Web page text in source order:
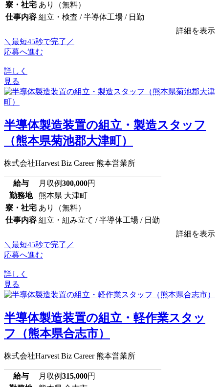
寮・社宅 あり（無料）
仕事内容 組立・検査 / 半導体工場 / 日勤
詳細を表示
＼最短45秒で完了／
応募へ進む
詳しく
見る
半導体製造装置の組立・製造スタッフ
（熊本県菊池郡大津町）
株式会社Harvest Biz Career 熊本営業所
給与 月収例300,000円
勤務地
熊本県 大津町
寮・社宅 あり（無料）
仕事内容 組立・組み立て / 半導体工場 / 日勤
詳細を表示
＼最短45秒で完了／
応募へ進む
詳しく
見る
半導体製造装置の組立・軽作業スタッ
フ（熊本県合志市）
株式会社Harvest Biz Career 熊本営業所
給与 月収例315,000円